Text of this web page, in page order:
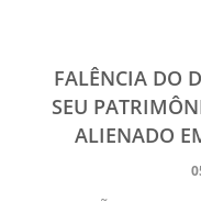
FALÊNCIA DO
SEU
ALIENADO